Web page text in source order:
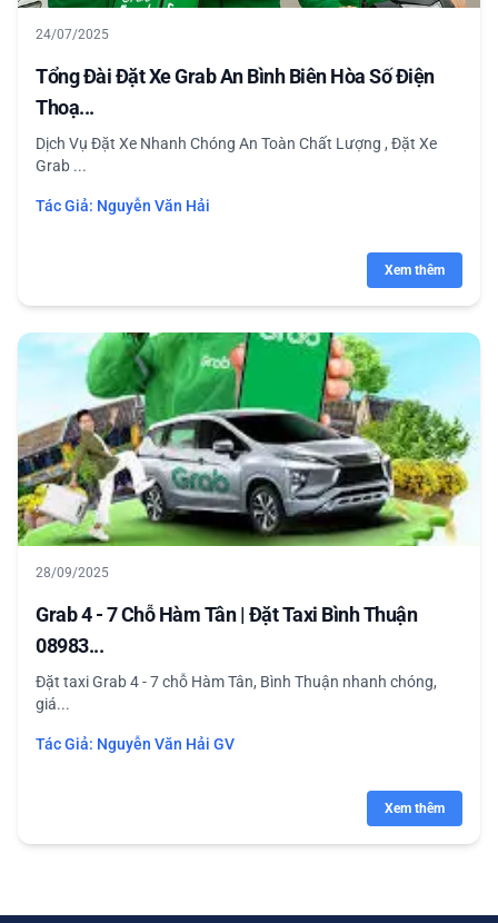
24/07/2025
Tổng Đài Đặt Xe Grab An Bình Biên Hòa Số Điện
Thoạ...
Dịch Vụ Đặt Xe Nhanh Chóng An Toàn Chất Lượng , Đặt Xe
Grab ...
Tác Giả: Nguyễn Văn Hải
Xem thêm
28/09/2025
Grab 4 - 7 Chỗ Hàm Tân | Đặt Taxi Bình Thuận
08983...
Đặt taxi Grab 4 - 7 chỗ Hàm Tân, Bình Thuận nhanh chóng,
giá...
Tác Giả: Nguyễn Văn Hải GV
Xem thêm